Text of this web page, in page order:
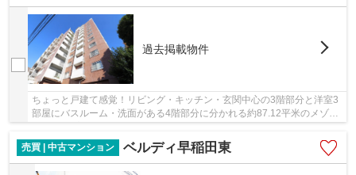
過去掲載物件
ちょっと戸建て感覚！リビング・キッチン・玄関中心の3階部分と洋室3
部屋にバスルーム・洗面がある4階部分に分かれる約87.12平米のメゾネ
売買 | 中古マンション
ベルディ早稲田東